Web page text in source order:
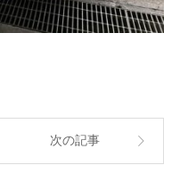
次の記事